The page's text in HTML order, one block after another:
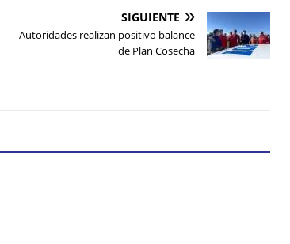
SIGUIENTE
Autoridades realizan positivo balance
de Plan Cosecha